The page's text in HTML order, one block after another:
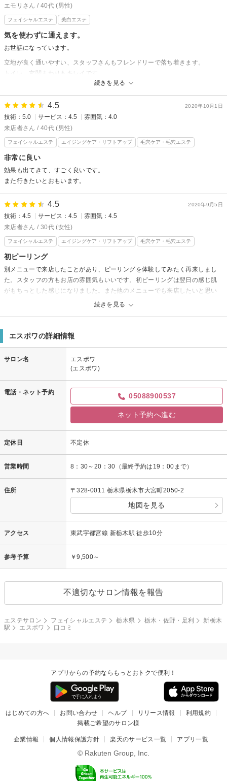
エモリさん / 40代 (男性)
フェイシャルエステ 美白エステ
気を使わずに通えます。
続きを見る
お世話になっています。
立地が良く通いやすい、スタッフさんもフレンドリーで落ち着きます。
トイレ、玄関まわりもキレイです。
エスポワからの返信
エモリ様
いつもご来店頂きまして誠にありがとうございます。
また、嬉しい口コミを投稿して頂きありがとうございます！
次回のご予約もありがとうございます^ ^
ご来店楽しみにお待ちしております。
2020年10月1日
4.5
技術：5.0 サービス：4.5
雰囲気：4.0
来店者さん / 40代 (男性)
フェイシャルエステ エイジングケア・リフトアップ 毛穴ケア・毛穴エステ
非常に良い
効果も出てきて、すごく良いです。
また行きたいとおもいます。
2020年9月5日
4.5
技術：4.5 サービス：4.5
雰囲気：4.5
来店者さん / 30代 (女性)
フェイシャルエステ エイジングケア・リフトアップ 毛穴ケア・毛穴エステ
初ピーリング
続きを見る
別メニューで来店したことがあり、ピーリングを体験してみたく再来しまし
た。スタッフの方もお店の雰囲気もいいです。初ピーリングは翌日の感じ肌
がもちっとした感じになりました。また他のメニューでも来店したいと思い
エスポワの詳細情報
サロン名
エスポワ
(エスポワ)
電話・ネット予約 05088900537
ネット予約へ進む
定休日 不定休
営業時間 8：30～20：30（最終予約は19：00まで）
住所 〒328-0011 栃木県栃木市大宮町2050-2
地図を見る
アクセス 東武宇都宮線 新栃木駅 徒歩10分
参考予算 ￥9,500～
不適切なサロン情報を報告
エステサロン フェイシャルエステ 栃木県 栃木・佐野・足利
新栃木
駅
エスポワ 口コミ
アプリからの予約ならもっとおトクで便利！
はじめての方へ お問い合わせ ヘルプ リリース情報
利用規約
掲載ご希望のサロン様
企業情報 個人情報保護方針 楽天のサービス一覧 アプリ一覧
© Rakuten Group, Inc.